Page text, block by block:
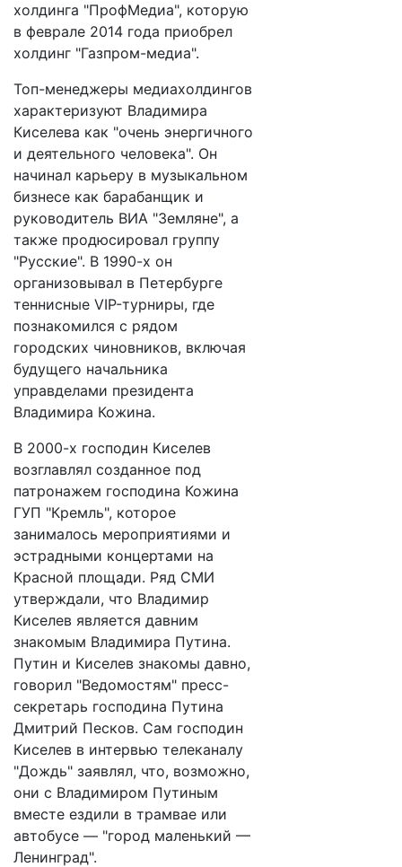
холдинга "ПрофМедиа", которую
в феврале 2014 года приобрел
холдинг "Газпром-медиа".
Топ-менеджеры медиахолдингов
характеризуют Владимира
Киселева как "очень энергичного
и деятельного человека". Он
начинал карьеру в музыкальном
бизнесе как барабанщик и
руководитель ВИА "Земляне", а
также продюсировал группу
"Русские". В 1990-х он
организовывал в Петербурге
теннисные VIP-турниры, где
познакомился с рядом
городских чиновников, включая
будущего начальника
управделами президента
Владимира Кожина.
В 2000-х господин Киселев
возглавлял созданное под
патронажем господина Кожина
ГУП "Кремль", которое
занималось мероприятиями и
эстрадными концертами на
Красной площади. Ряд СМИ
утверждали, что Владимир
Киселев является давним
знакомым Владимира Путина.
Путин и Киселев знакомы давно,
говорил "Ведомостям" пресс-
секретарь господина Путина
Дмитрий Песков. Сам господин
Киселев в интервью телеканалу
"Дождь" заявлял, что, возможно,
они с Владимиром Путиным
вместе ездили в трамвае или
автобусе — "город маленький —
Ленинград".